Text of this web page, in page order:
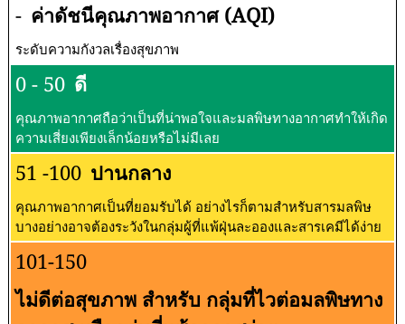
- ค่าดัชนีคุณภาพอากาศ (AQI)
ระดับความกังวลเรื่องสุขภาพ
0 - 50 ดี
คุณภาพอากาศถือว่าเป็นที่น่าพอใจและมลพิษทางอากาศทำให้เกิด
ความเสี่ยงเพียงเล็กน้อยหรือไม่มีเลย
51 -100 ปานกลาง
คุณภาพอากาศเป็นที่ยอมรับได้ อย่างไรก็ตามสำหรับสารมลพิษ
บางอย่างอาจต้องระวังในกลุ่มผู้ที่แพ้ฝุ่นละอองและสารเคมีได้ง่าย
101-150
ไม่ดีต่อสุขภาพ สำหรับ กลุ่มที่ไวต่อมลพิษทาง